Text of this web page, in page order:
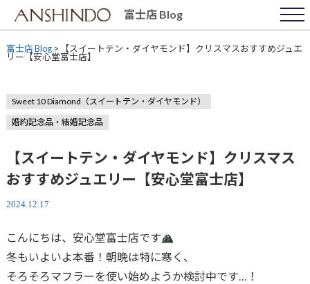
content
富士店 Blog
富士店 Blog> 【スイートテン・ダイヤモンド】クリスマスおすすめジュエ
リー【安心堂富士店】
Sweet 10 Diamond（スイートテン・ダイヤモンド）
婚約記念品・結婚記念品
【スイートテン・ダイヤモンド】クリスマス
おすすめジュエリー【安心堂富士店】
2024.12.17
こんにちは、安心堂富士店です
冬もいよいよ本番！朝晩は特に寒く、
そろそろマフラーを使い始めようか検討中です…！